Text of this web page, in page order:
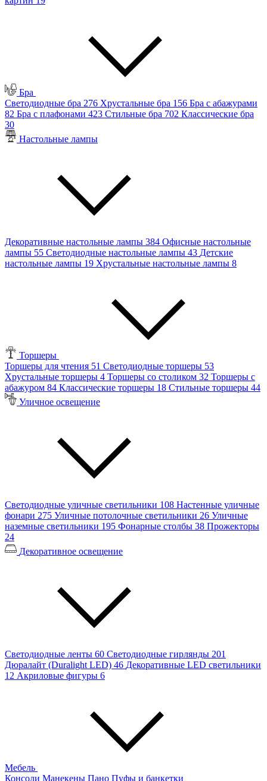
Бра
Светодиодные бра 276 Хрустальные бра 156 Бра с абажурами
82 Бра с плафонами 423 Стильные бра 702 Классические бра
30
Настольные лампы
Декоративные настольные лампы 384 Офисные настольные
лампы 55 Светодиодные настольные лампы 43 Детские
настольные лампы 19 Хрустальные настольные лампы 8
Торшеры
Торшеры для чтения 51 Светодиодные торшеры 53
Хрустальные торшеры 4 Торшеры со столиком 32 Торшеры с
абажуром 84 Классические торшеры 18 Стильные торшеры 44
Уличное освещение
Светодиодные уличные светильники 108 Настенные уличные
фонари 275 Уличные потолочные светильники 26 Уличные
наземные светильники 195 Фонарные столбы 38 Прожекторы
24
Декоративное освещение
Светодиодные ленты 60 Светодиодные гирлянды 201
Дюралайт (Duralight LED) 46 Декоративные LED светильники
12 Акриловые фигуры 6
Мебель
Консоли Манекены Пано Пуфы и банкетки